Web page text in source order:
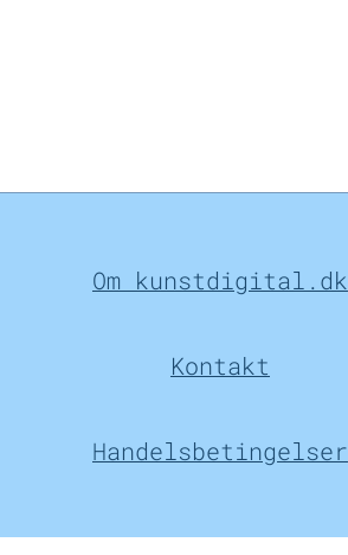
Om kunstdigital.dk
Kontakt
Handelsbetingelser